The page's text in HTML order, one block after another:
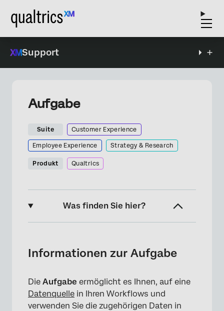
Support
Aufgabe
Suite Customer Experience
Employee Experience Strategy & Research
Produkt Qualtrics
Was finden Sie hier?
Einrichten einer Aufgabe zum Nachschlagen
Informationen zur Aufgabe
Die Aufgabe ermöglicht es Ihnen, auf eine
Datenquelle in Ihren Workflows und
verwenden Sie die zugehörigen Daten in